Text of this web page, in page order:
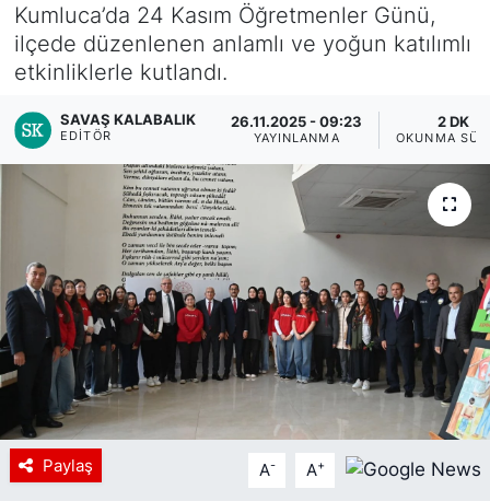
Kumluca’da 24 Kasım Öğretmenler Günü,
ilçede düzenlenen anlamlı ve yoğun katılımlı
etkinliklerle kutlandı.
SAVAŞ KALABALIK
EDITÖR
26.11.2025 - 09:23
YAYINLANMA
2 DK
OKUNMA
Paylaş A- A+